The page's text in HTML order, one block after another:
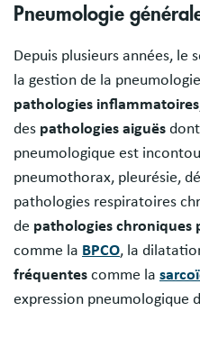
Pneumologie
Depuis plusieurs années, le
la gestion de la
pathologies inflammatoires
des pathologies aiguës
pneumologique est
pneumothorax, pleurésie,
pathologies respiratoires
de pathologies chroniques
comme la BPCO, la
fréquentes comme la
expression pneumologique